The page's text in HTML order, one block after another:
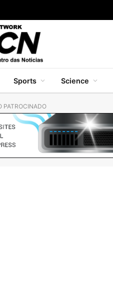
Sports Science
PATROCINADO